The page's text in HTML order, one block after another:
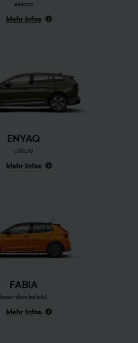
elektro
Mehr Infos
ENYAQ
elektro
Mehr Infos
FABIA
besonders beliebt
Mehr Infos